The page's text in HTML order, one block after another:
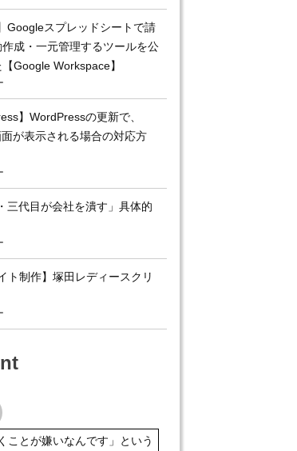
Googleスプレッドシートで請
成・一元管理するツールを公
Google Workspace】
】WordPressの更新で、
が表示される場合の対応方
三代目が会社を潰す」具体的
ト制作】塚田レディースクリ
ことが嫌いなんです」という